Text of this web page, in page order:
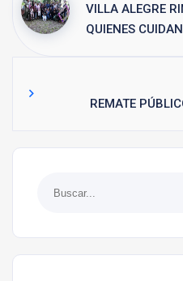
VILLA ALEGRE
QUIENES
REMATE